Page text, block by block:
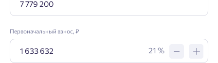
Первоначальный взнос, ₽
21 %